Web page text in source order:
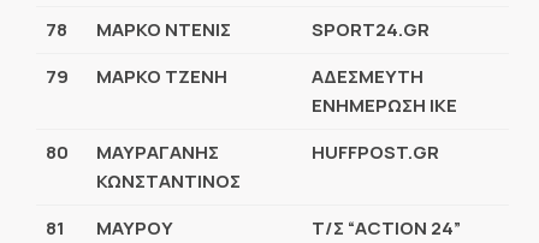
78 ΜΑΡΚΟ ΝΤΕΝΙΣ
SPORT24.GR
79
ΜΑΡΚΟ ΤΖΕΝΗ
ΑΔΕΣΜΕΥΤΗ
ΕΝΗΜΕΡΩΣΗ ΙΚΕ
80
ΜΑΥΡΑΓΑΝΗΣ
ΚΩΝΣΤΑΝΤΙΝΟΣ
HUFFPOST.GR
81
ΜΑΥΡΟΥ
Τ/Σ “ACTION 24”